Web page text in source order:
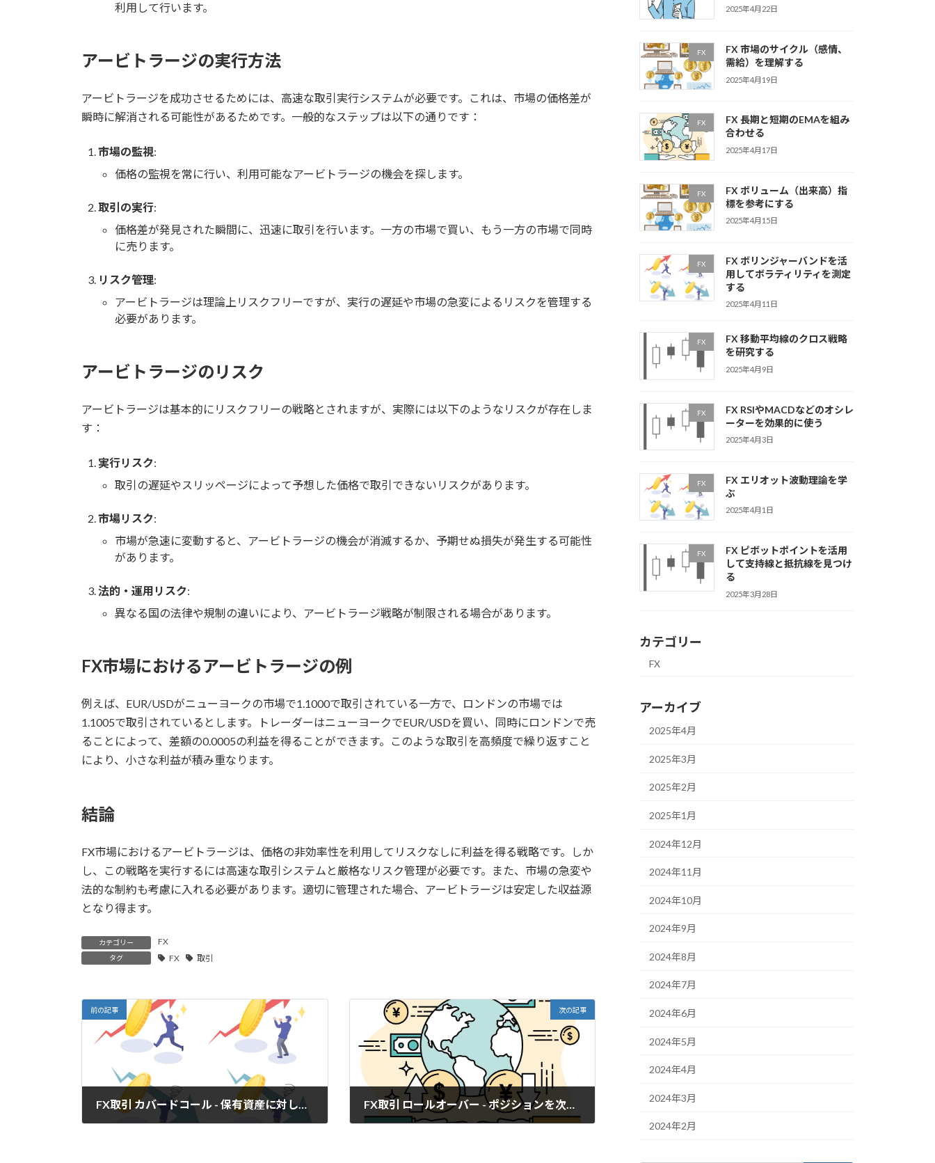
利用して行います。
アービトラージの実行方法
アービトラージを成功させるためには、高速な取引実行システムが必要です。これは、市場の価格差が
瞬時に解消される可能性があるためです。一般的なステップは以下の通りです：
市場の監視:
価格の監視を常に行い、利用可能なアービトラージの機会を探します。
取引の実行:
価格差が発見された瞬間に、迅速に取引を行います。一方の市場で買い、もう一方の市場で同時
に売ります。
リスク管理:
アービトラージは理論上リスクフリーですが、実行の遅延や市場の急変によるリスクを管理する
必要があります。
アービトラージのリスク
アービトラージは基本的にリスクフリーの戦略とされますが、実際には以下のようなリスクが存在しま
す：
実行リスク:
取引の遅延やスリッページによって予想した価格で取引できないリスクがあります。
市場リスク:
市場が急速に変動すると、アービトラージの機会が消滅するか、予期せぬ損失が発生する可能性
があります。
法的・運用リスク:
異なる国の法律や規制の違いにより、アービトラージ戦略が制限される場合があります。
FX市場におけるアービトラージの例
例えば、EUR/USDがニューヨークの市場で1.1000で取引されている一方で、ロンドンの市場では
1.1005で取引されているとします。トレーダーはニューヨークでEUR/USDを買い、同時にロンドンで売
ることによって、差額の0.0005の利益を得ることができます。このような取引を高頻度で繰り返すこと
により、小さな利益が積み重なります。
結論
FX市場におけるアービトラージは、価格の非効率性を利用してリスクなしに利益を得る戦略です。しか
し、この戦略を実行するには高速な取引システムと厳格なリスク管理が必要です。また、市場の急変や
法的な制約も考慮に入れる必要があります。適切に管理された場合、アービトラージは安定した収益源
となり得ます。
カテゴリー FX
タグ FX 取引
前の記事
FX取引 カバードコール - 保有資産に対してオプションを売る戦略
次の記事
FX取引 ロールオーバー - ポジションを次の取引日に持ち越すこと
2025年4月22日
FX
FX 市場のサイクル（感情、
需給）を理解する
2025年4月19日
FX
FX 長期と短期のEMAを組み
合わせる
2025年4月17日
FX
FX ボリューム（出来高）指
標を参考にする
2025年4月15日
FX
FX ボリンジャーバンドを活
用してボラティリティを測定
する
2025年4月11日
FX
FX 移動平均線のクロス戦略
を研究する
2025年4月9日
FX
FX RSIやMACDなどのオシレ
ーターを効果的に使う
2025年4月3日
FX
FX エリオット波動理論を学
ぶ
2025年4月1日
FX
FX ピボットポイントを活用
して支持線と抵抗線を見つけ
る
2025年3月28日
カテゴリー
FX
アーカイブ
2025年4月
2025年3月
2025年2月
2025年1月
2024年12月
2024年11月
2024年10月
2024年9月
2024年8月
2024年7月
2024年6月
2024年5月
2024年4月
2024年3月
2024年2月